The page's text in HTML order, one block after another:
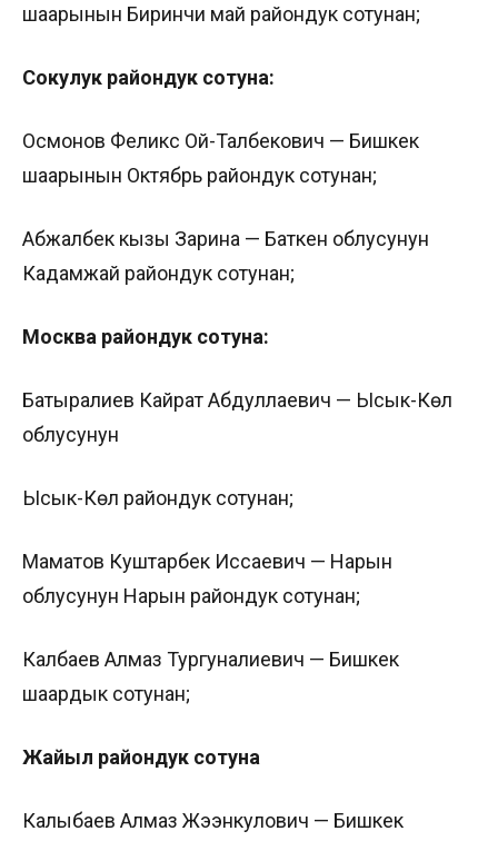
шаарынын Биринчи май райондук сотунан;
Сокулук райондук сотуна:
Осмонов Феликс Ой-Талбекович — Бишкек
шаарынын Октябрь райондук сотунан;
Абжалбек кызы Зарина — Баткен облусунун
Кадамжай райондук сотунан;
Москва райондук сотуна:
Батыралиев Кайрат Абдуллаевич — Ысык-Көл
облусунун
Ысык-Көл райондук сотунан;
Маматов Куштарбек Иссаевич — Нарын
облусунун Нарын райондук сотунан;
Калбаев Алмаз Тургуналиевич — Бишкек
шаардык сотунан;
Жайыл райондук сотуна
Калыбаев Алмаз Жээнкулович — Бишкек